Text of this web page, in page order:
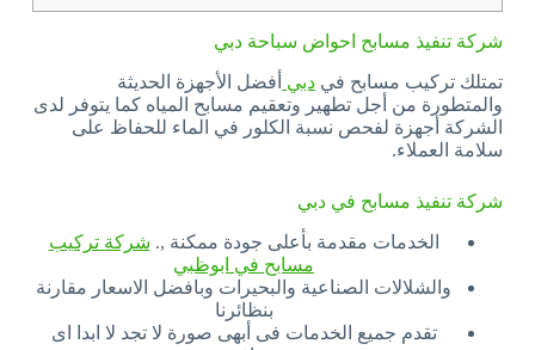
شركة تنفيذ مسابح احواض سباحة دبي
تمتلك تركيب مسابح في دبي أفضل الأجهزة الحديثة
والمتطورة من أجل تطهير وتعقيم مسابح المياه كما يتوفر لدى
الشركة أجهزة لفحص نسبة الكلور في الماء للحفاظ على
سلامة العملاء.
شركة تنفيذ مسابح في دبي
الخدمات مقدمة بأعلى جودة ممكنة ,. شركة تركيب
مسابح في ابوظبي
والشلالات الصناعية والبحيرات وبافضل الاسعار مقارنة
بنظائرنا
تقدم جميع الخدمات فى أبهى صورة لا تجد لا ابدا اى